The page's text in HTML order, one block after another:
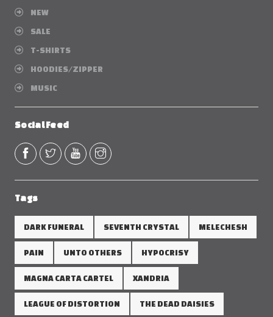
NEW
SALE
T-SHIRTS
HOODIES/ZIPPER
MUSIC
Social Feed
Tags
DARK FUNERAL SEVENTH CRYSTAL MELECHESH
PAIN UNTO OTHERS HYPOCRISY
MAGNA CARTA CARTEL XANDRIA
LEAGUE OF DISTORTION THE DEAD DAISIES